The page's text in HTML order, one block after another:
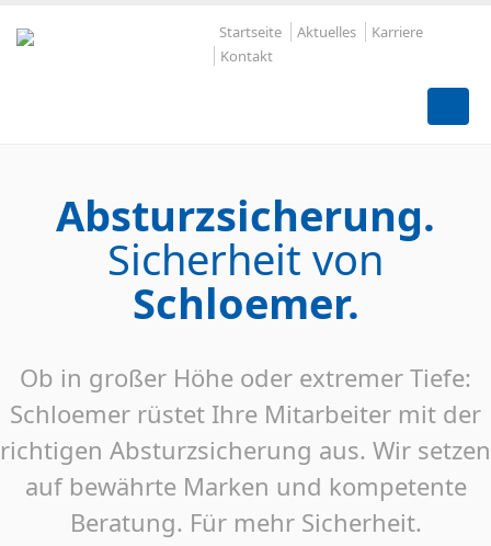
Startseite Aktuelles
Karriere
Kontakt
Absturzsicherung.
Sicherheit von
Schloemer.
Ob in großer Höhe oder extremer Tiefe:
Schloemer rüstet Ihre Mitarbeiter mit der
richtigen Absturzsicherung aus. Wir setzen
auf bewährte Marken und kompetente
Beratung. Für mehr Sicherheit.